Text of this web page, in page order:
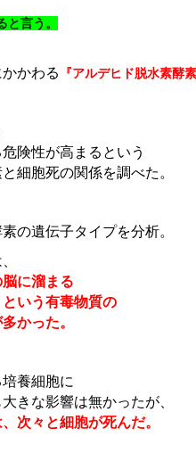
言う。
かわる
『アルデヒド脱水素酵素
険性が高まるという
細胞死の関係を調べた。
の遺伝子タイプを分析。
に溜まる
という有毒物質の
かった。
養細胞に
きな影響は無かったが、
次々と細胞が死んだ。